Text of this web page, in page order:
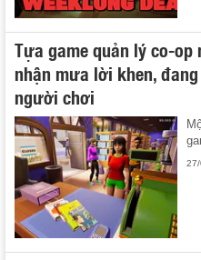
Tựa game quản lý co-
nhận mưa lời khen,
người chơi